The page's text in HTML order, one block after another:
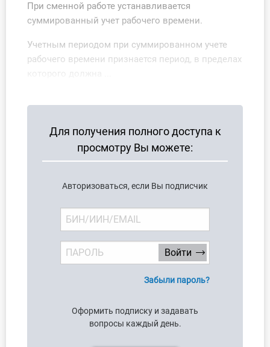
Юридический помощник
Интернет-магазин
Обучение
Тарифы
Тестирование для
При сменной работе устанавливается
суммированный учет рабочего времени.
Учетным периодом при суммированном учете
рабочего времени признается период, в пределах
Для получения полного доступа к
просмотру Вы можете:
Авторизоваться, если Вы подписчик
Забыли пароль?
Оформить подписку и задавать
вопросы каждый день.